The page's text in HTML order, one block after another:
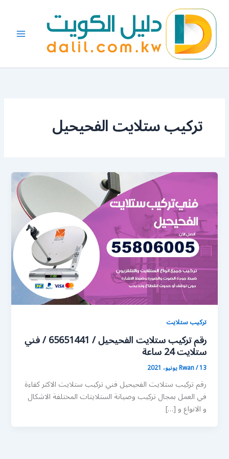
المحتوى
تركيب ستلايت الفحيحيل
تركيب ستلايت
رقم تركيب ستلايت الفحيحيل / 65651441 / فني
ستلايت 24 ساعة
Rwan/13 يونيو، 2021
رقم تركيب ستلايت الفحيحيل فني تركيب ستلايت الاكثر كفاءة
في العمل بمجال تركيب وصيانة الستلايتات المختلفة الاشكال
و الانواع و […]